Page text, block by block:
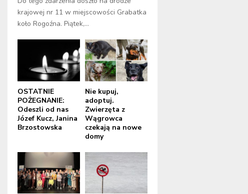
krajowej nr 11 w miejscowości Grabatka
koło Rogoźna. Piątek,...
OSTATNIE
POŻEGNANIE:
Odeszli od nas
Józef Kucz, Janina
Brzostowska
Nie kupuj,
adoptuj.
Zwierzęta z
Wągrowca
czekają na nowe
domy